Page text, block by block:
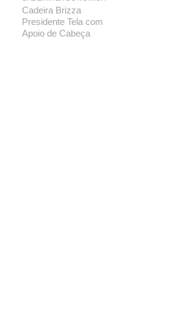
Cadeira Brizza
Presidente Tela com
Apoio de Cabeça